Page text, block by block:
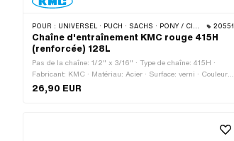
POUR : UNIVERSEL · PUCH · SACHS · PONY / CILO (BÊTA 521 & 512) · ZÜNDAPP BELMONDO · TOMOS · BYE BIKE 20551
Chaîne d'entraînement KMC rouge 415H
(renforcée) 128L
Pas de la chaîne: 1/2" x 3/16" · Type de chaîne: 415H ·
Fabricant: KMC · Matériau: Acier · Surface: verni · Couleur:
rouge · Nombre de maillons: 128 pcs · Circonférence de
roulement: 1626 mm · Type de cadenas à chaîne: Fermeture
26,90 EUR